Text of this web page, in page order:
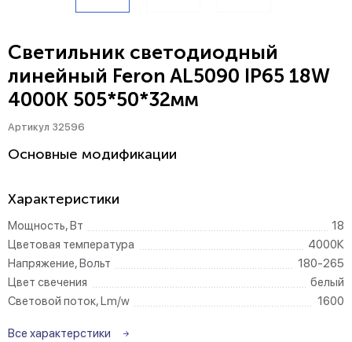
Светильник светодиодный
линейный Feron AL5090 IP65 18W
4000K 505*50*32мм
Артикул 32596
Основные модификации
Характеристики
Мощность, Вт
18
Цветовая температура
4000К
Напряжение, Вольт
180-265
Цвет свечения
белый
Световой поток, Lm/w
1600
Все характерстики